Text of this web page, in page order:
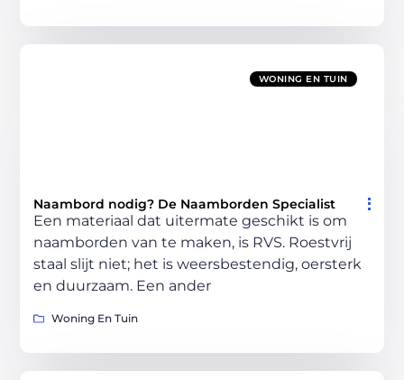
WONING EN TUIN
Naambord nodig? De Naamborden Specialist
Een materiaal dat uitermate geschikt is om
naamborden van te maken, is RVS. Roestvrij
staal slijt niet; het is weersbestendig, oersterk
en duurzaam. Een ander
Woning En Tuin